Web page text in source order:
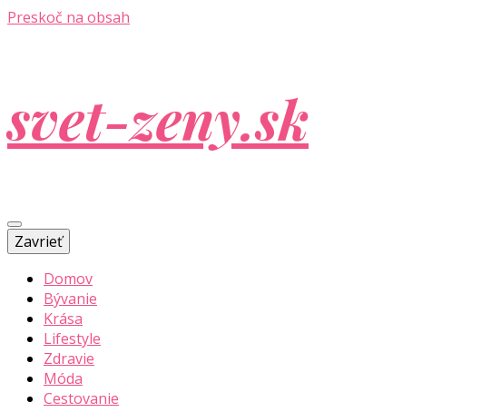
Preskoč na obsah
svet-zeny.sk
Zavrieť
Domov
Bývanie
Krása
Lifestyle
Zdravie
Móda
Cestovanie